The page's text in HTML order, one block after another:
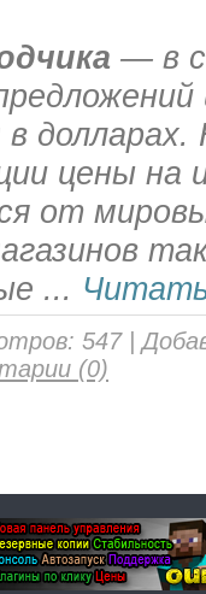
— в
в
цены на
от
...
547|
(0)